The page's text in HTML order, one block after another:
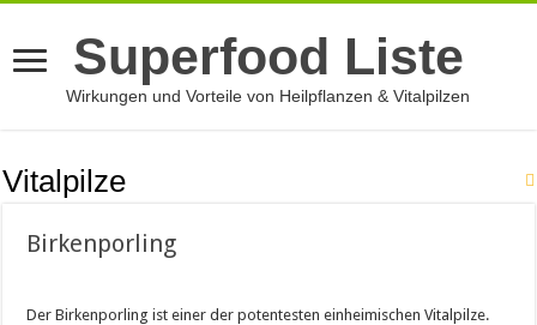
Superfood Liste
Wirkungen und Vorteile von Heilpflanzen & Vitalpilzen
Vitalpilze
Birkenporling
Der Birkenporling ist einer der potentesten einheimischen Vitalpilze.